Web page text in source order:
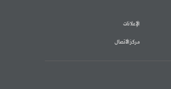
الإعلانات
مركز الاتصال